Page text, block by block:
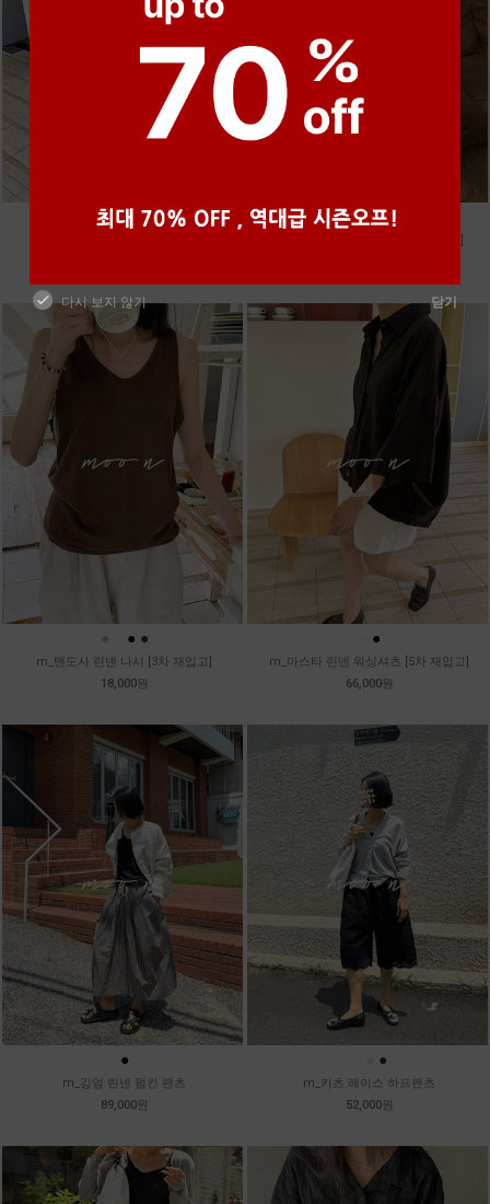
● ● ●
m_샤벳 스트링 원피스 [2차 재입고]
● ● ●
m_멘도사 린넨 나시 [3차 재입고]
18,000원
●
m_마스타 린넨 워싱셔츠 [5차 재입고]
66,000원
●
m_깅엄 린넨 펌킨 팬츠
89,000원
●
m_키츠 레이스 하프팬츠
52,000원
다시 보지 않기 닫기